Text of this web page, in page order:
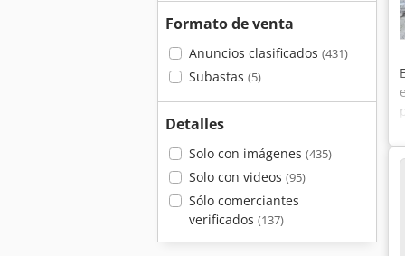
Formato de venta
Anuncios clasificados (431)
Subastas (5)
Detalles
Solo con imágenes (435)
Solo con videos (95)
Sólo comerciantes
verificados (137)